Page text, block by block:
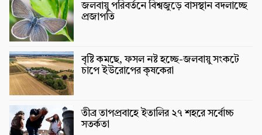
জলবায়ু পরিবর্তনে বিশ্বজুড়ে বাসস্থান বদলাচ্ছে
প্রজাপতি
বৃষ্টি কমছে, ফসল নষ্ট হচ্ছে-জলবায়ু সংকটে
চাপে ইউরোপের কৃষকেরা
তীব্র তাপপ্রবাহে ইতালির ২৭ শহরে সর্বোচ্চ
সতর্কতা